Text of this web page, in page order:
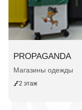
PROPAGANDA
Магазины одежды
2 этаж